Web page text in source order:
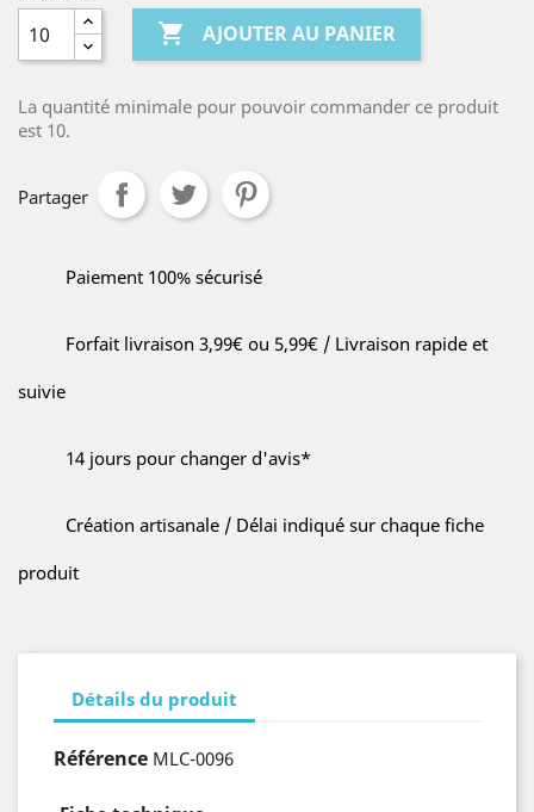
 AJOUTER AU PANIER
La quantité minimale pour pouvoir commander ce produit
est 10.
Partager
Paiement 100% sécurisé
Forfait livraison 3,99€ ou 5,99€ / Livraison rapide et
suivie
14 jours pour changer d'avis*
Création artisanale / Délai indiqué sur chaque fiche
produit
Détails du produit
Référence MLC-0096